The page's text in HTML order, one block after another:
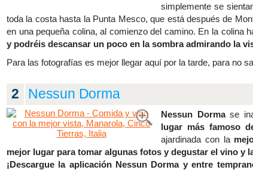
simplemente se
toda la costa hasta la Punta Mesco, que está después de
en una pequeña colina, al comienzo del camino. En la colina
y podréis descansar un poco en la sombra admirando la
Para las fotografías es mejor llegar aquí por la tarde, para no
2 Nessun Dorma
Nessun Dormase
lugar más famoso
ajardinada con la
mejor lugar para tomar algunas fotos y degustar el vino y
¡Descargue la aplicación Nessun Dorma y entre